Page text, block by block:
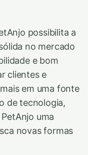
possibilita a
no mercado
e bom
clientes e
em uma fonte
de tecnologia,
uma
novas formas